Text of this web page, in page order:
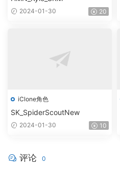
2024-01-30 20
iClone角色
SK_SpiderScoutNew
2024-01-30 10
评论 0